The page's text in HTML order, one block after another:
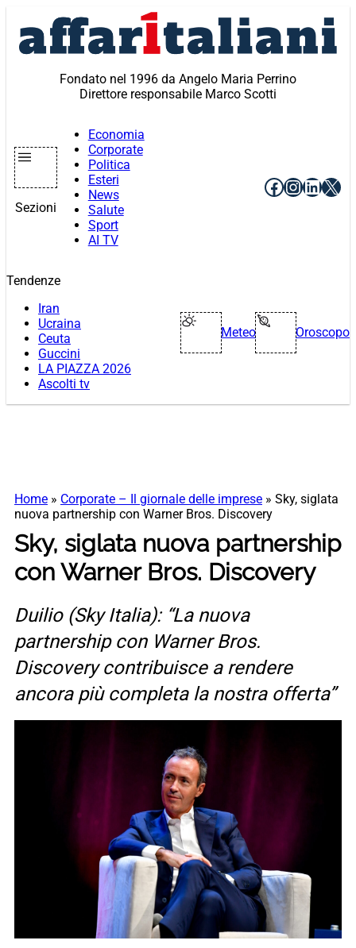
contenuto
Fondato nel 1996 da Angelo Maria Perrino
Direttore responsabile Marco Scotti
Sezioni
Economia
Corporate
Politica
Esteri
News
Salute
Sport
AI TV
Facebook
X
Tendenze
Iran
Ucraina
Ceuta
Guccini
LA PIAZZA 2026
Ascolti tv
Meteo Oroscopo
Home » Corporate – Il giornale delle imprese » Sky, siglata
nuova partnership con Warner Bros. Discovery
Sky, siglata nuova partnership
con Warner Bros. Discovery
Duilio (Sky Italia): “La nuova
partnership con Warner Bros.
Discovery contribuisce a rendere
ancora più completa la nostra offerta”